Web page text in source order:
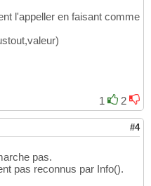
l'appeller en faisant comme
1
2
#4
pas.
pas reconnus par Info().